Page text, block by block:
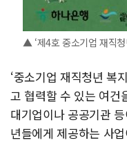
▲ ‘제4호 중소기업 재직청
‘중소기업 재직청년 복
고 협력할 수 있는 여건
대기업이나 공공기관
년들에게 제공하는 사